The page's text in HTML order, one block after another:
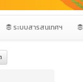
ระบบสารสนเทศฯ